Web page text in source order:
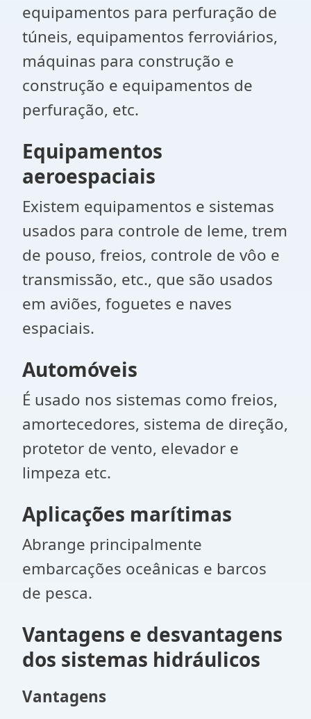
equipamentos para perfuração de
túneis, equipamentos ferroviários,
máquinas para construção e
construção e equipamentos de
perfuração, etc.
Equipamentos
aeroespaciais
Existem equipamentos e sistemas
usados ​​para controle de leme, trem
de pouso, freios, controle de vôo e
transmissão, etc., que são usados ​​
em aviões, foguetes e naves
espaciais.
Automóveis
É usado nos sistemas como freios,
amortecedores, sistema de direção,
protetor de vento, elevador e
limpeza etc.
Aplicações marítimas
Abrange principalmente
embarcações oceânicas e barcos
de pesca.
Vantagens e desvantagens
dos sistemas hidráulicos
Vantagens